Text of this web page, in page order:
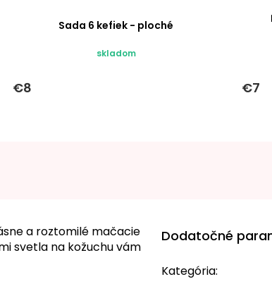
Sada 6 kefiek - ploché
skladom
€8 €7
a roztomilé mačacie
svetla na kožuchu vám
Dodatočné
Kategória: